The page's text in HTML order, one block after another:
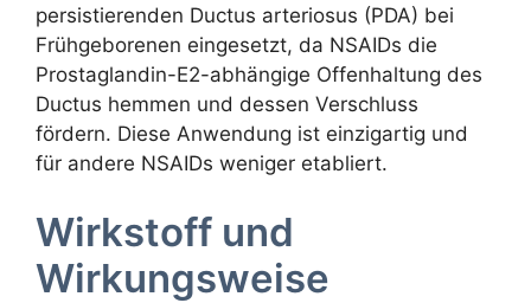
persistierenden Ductus arteriosus (PDA) bei
Frühgeborenen eingesetzt, da NSAIDs die
Prostaglandin-E2-abhängige Offenhaltung des
Ductus hemmen und dessen Verschluss
fördern. Diese Anwendung ist einzigartig und
für andere NSAIDs weniger etabliert.
Wirkstoff und
Wirkungsweise